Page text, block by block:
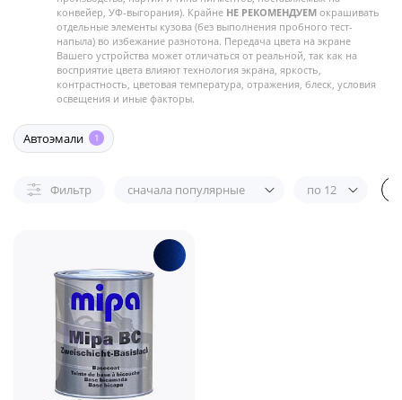
конвейер, УФ-выгорания). Крайне НЕ РЕКОМЕНДУЕМ окрашивать
отдельные элементы кузова (без выполнения пробного тест-
напыла) во избежание разнотона. Передача цвета на экране
Вашего устройства может отличаться от реальной, так как на
восприятие цвета влияют технология экрана, яркость,
контрастность, цветовая температура, отражения, блеск, условия
освещения и иные факторы.
Автоэмали 1
Фильтр сначала популярные по 12